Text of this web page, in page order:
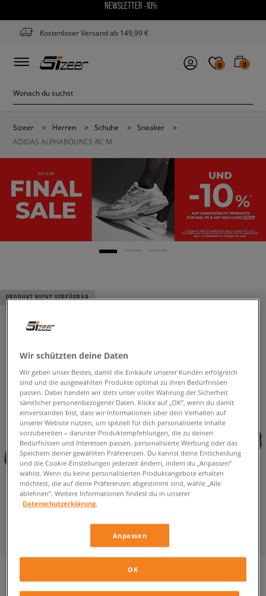
NEWSLETTER -10%
Kostenloser Versand ab 149,99 €
0 0
Sizeer > Herren > Schuhe > Sneaker
>
ADIDAS ALPHABOUNCE RC M
PRODUKT NICHT VERFÜGBAR
Wir schützten deine Daten
Wir geben unser Bestes, damit die Einkäufe unserer Kunden erfolgreich
sind und die ausgewählten Produkte optimal zu ihren Bedürfnissen
passen. Dabei handeln wir stets unter voller Wahrung der Sicherheit
sämtlicher personenbezogener Daten. Klicke auf „OK“, wenn du damit
einverstanden bist, dass wir Informationen über dein Verhalten auf
unserer Website nutzen, um speziell für dich personalisierte Inhalte
vorzubereiten – darunter Produktempfehlungen, die zu deinen
Bedürfnissen und Interessen passen, personalisierte Werbung oder das
Speichern deiner gewählten Präferenzen. Du kannst deine Entscheidung
und die Cookie-Einstellungen jederzeit ändern, indem du „Anpassen“
wählst. Wenn du keine personalisierten Produktangebote erhalten
möchtest, die auf deine Präferenzen abgestimmt sind, wähle „Alle
ablehnen“. Weitere Informationen findest du in unserer
Datenschutzerklärung.
Anpassen
OK